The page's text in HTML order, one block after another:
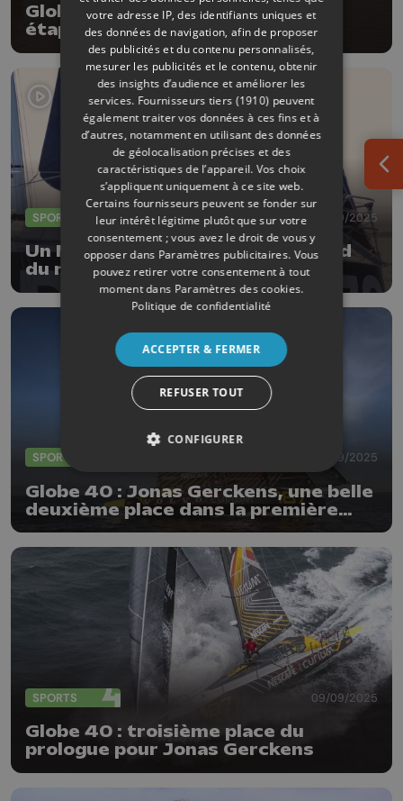
Globe 40 : départ de la troisième
étape ce samedi pour Jonas
Gerckens
SPORTS 29/10/2025
Un Marchinois à l'assaut du record
du monde de traversée de
l'Atlantique
SPORTS 21/09/2025
Globe 40 : Jonas Gerckens, une belle
deuxième place dans la première
étape
SPORTS 09/09/2025
Globe 40 : troisième place du
prologue pour Jonas Gerckens
votre adresse IP, des identifiants uniques et
des données de navigation, afin de proposer
des publicités et du contenu personnalisés,
mesurer les publicités et le contenu, obtenir
des insights d’audience et améliorer les
services. Fournisseurs tiers (1910) peuvent
également traiter vos données à ces fins et à
d’autres, notamment en utilisant des données
de géolocalisation précises et des
caractéristiques de l’appareil. Vos choix
s’appliquent uniquement à ce site web.
Certains fournisseurs peuvent se fonder sur
leur intérêt légitime plutôt que sur votre
consentement ; vous avez le droit de vous y
opposer dans Paramètres publicitaires. Vous
pouvez retirer votre consentement à tout
moment dans Paramètres des cookies.
Politique de confidentialité
ACCEPTER & FERMER
REFUSER TOUT
CONFIGURER